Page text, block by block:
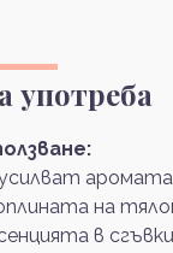
употреба
аромата
на
в